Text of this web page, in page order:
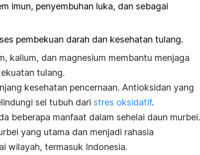
imun, penyembuhan luka, dan sebagai
pembekuan darah dan kesehatan tulang.
kalium, dan magnesium membantu menjaga
tulang.
kesehatan pencernaan. Antioksidan yang
sel tubuh dari stres oksidatif.
beberapa manfaat dalam sehelai daun murbei.
yang utama dan menjadi rahasia
wilayah, termasuk Indonesia.